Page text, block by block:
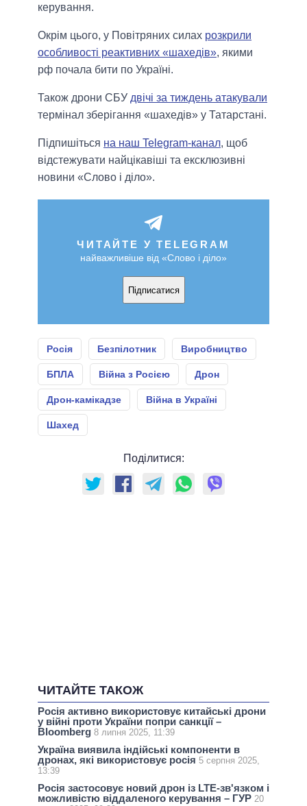
керування.
Окрім цього, у Повітряних силах розкрили
особливості реактивних «шахедів», якими
рф почала бити по Україні.
Також дрони СБУ двічі за тиждень атакували
термінал зберігання «шахедів» у Татарстані.
Підпишіться на наш Telegram-канал, щоб
відстежувати найцікавіші та ексклюзивні
новини «Слово і діло».
ЧИТАЙТЕ У TELEGRAM
найважливіше від «Слово і діло»
Підписатися
Росія Безпілотник Виробництво
БПЛА Війна з Росією Дрон
Дрон-камікадзе Війна в Україні
Шахед
Поділитися:
ЧИТАЙТЕ ТАКОЖ
Росія активно використовує китайські дрони
у війні проти України попри санкції –
Bloomberg 8 липня 2025, 11:39
Україна виявила індійські компоненти в
дронах, які використовує росія 5 серпня 2025,
13:39
Росія застосовує новий дрон із LTE-зв'язком і
можливістю віддаленого керування – ГУР 20